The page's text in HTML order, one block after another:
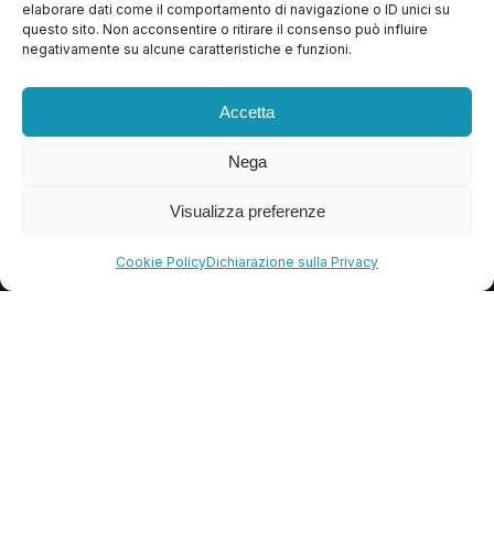
elaborare dati come il comportamento di navigazione o ID unici su
questo sito. Non acconsentire o ritirare il consenso può influire
negativamente su alcune caratteristiche e funzioni.
Accetta
Nega
Visualizza preferenze
Cookie PolicyDichiarazione sulla Privacy
Apri Ticket
Contattaci
Blog
FAQ